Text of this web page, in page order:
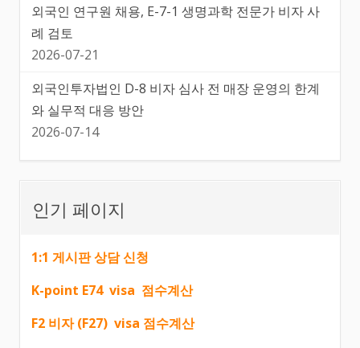
외국인 연구원 채용, E-7-1 생명과학 전문가 비자 사
례 검토
2026-07-21
외국인투자법인 D-8 비자 심사 전 매장 운영의 한계
와 실무적 대응 방안
2026-07-14
인기 페이지
1:1 게시판 상담 신청
K-point E74 visa 점수계산
F2 비자 (F27) visa 점수계산